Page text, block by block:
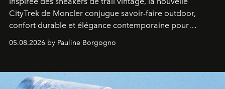
CityTrek de Moncler conjugue savoir-faire outdoor,
confort durable et élégance contemporaine pour
accompagner les explorations du quotidien.
05.08.2026 by Pauline Borgogno